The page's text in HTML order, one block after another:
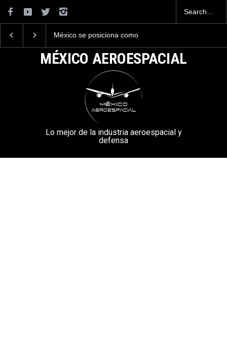
México se posiciona como
aeroespacial del mundo, al
superar los 13,600 millones
de dólares en exportaciones
la Armada de México
MÉXICO AEROESPACIAL
Lo mejor de la industria aeroespacial y
defensa